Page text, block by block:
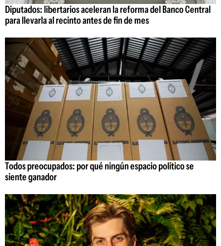
Diputados: libertarios aceleran la reforma del Banco Central
para llevarla al recinto antes de fin de mes
Todos preocupados: por qué ningún espacio político se
siente ganador